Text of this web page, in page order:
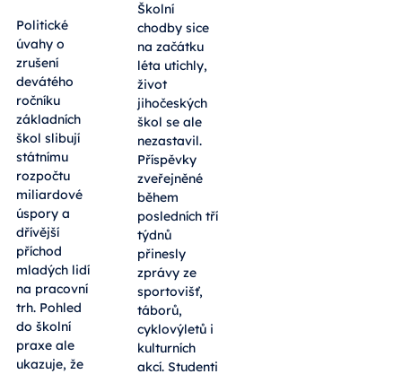
Politické
úvahy o
zrušení
devátého
ročníku
základních
škol slibují
státnímu
rozpočtu
miliardové
úspory a
dřívější
příchod
mladých lidí
na pracovní
trh. Pohled
do školní
praxe ale
ukazuje, že
Školní
chodby sice
na začátku
léta utichly,
život
jihočeských
škol se ale
nezastavil.
Příspěvky
zveřejněné
během
posledních tří
týdnů
přinesly
zprávy ze
sportovišť,
táborů,
cyklovýletů i
kulturních
akcí. Studenti